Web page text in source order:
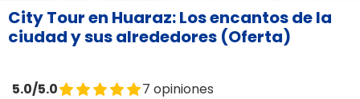
City Tour en Huaraz: Los encantos de la
ciudad y sus alrededores (Oferta)
5.0/5.0 7 opiniones